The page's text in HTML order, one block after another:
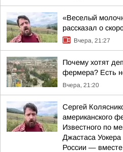
«Веселый
рассказал о
Вчера, 21:27
Почему хотят
фермера? Есть
Вчера, 21:20
Сергей
американского
Известного по
Джастаса Уокера
России —